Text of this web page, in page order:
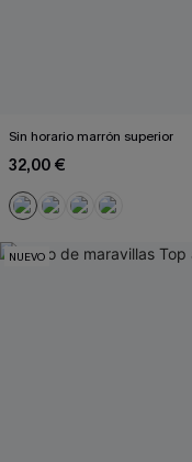
Sin horario marrón superior
32,00 €
NUEVO